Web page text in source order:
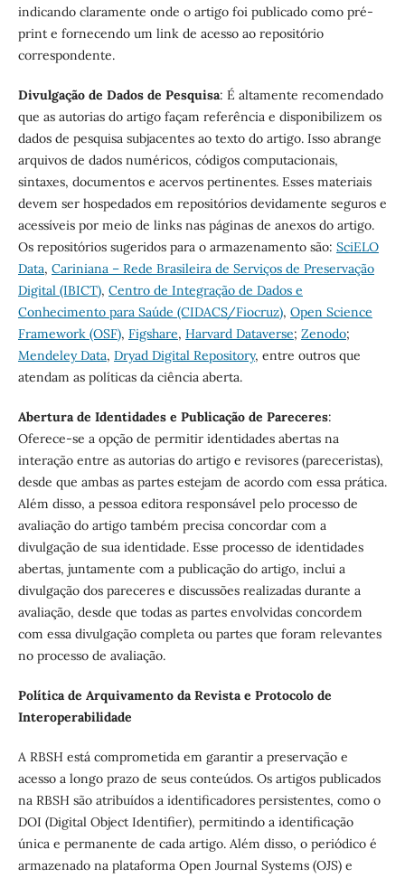
indicando claramente onde o artigo foi publicado como pré-
print e fornecendo um link de acesso ao repositório
correspondente.
Divulgação de Dados de Pesquisa: É altamente recomendado
que as autorias do artigo façam referência e disponibilizem os
dados de pesquisa subjacentes ao texto do artigo. Isso abrange
arquivos de dados numéricos, códigos computacionais,
sintaxes, documentos e acervos pertinentes. Esses materiais
devem ser hospedados em repositórios devidamente seguros e
acessíveis por meio de links nas páginas de anexos do artigo.
Os repositórios sugeridos para o armazenamento são: SciELO
Data, Cariniana – Rede Brasileira de Serviços de Preservação
Digital (IBICT), Centro de Integração de Dados e
Conhecimento para Saúde (CIDACS/Fiocruz), Open Science
Framework (OSF), Figshare, Harvard Dataverse; Zenodo;
Mendeley Data, Dryad Digital Repository, entre outros que
atendam as políticas da ciência aberta.
Abertura de Identidades e Publicação de Pareceres:
Oferece-se a opção de permitir identidades abertas na
interação entre as autorias do artigo e revisores (pareceristas),
desde que ambas as partes estejam de acordo com essa prática.
Além disso, a pessoa editora responsável pelo processo de
avaliação do artigo também precisa concordar com a
divulgação de sua identidade. Esse processo de identidades
abertas, juntamente com a publicação do artigo, inclui a
divulgação dos pareceres e discussões realizadas durante a
avaliação, desde que todas as partes envolvidas concordem
com essa divulgação completa ou partes que foram relevantes
no processo de avaliação.
Política de Arquivamento da Revista e Protocolo de
Interoperabilidade
A RBSH está comprometida em garantir a preservação e
acesso a longo prazo de seus conteúdos. Os artigos publicados
na RBSH são atribuídos a identificadores persistentes, como o
DOI (Digital Object Identifier), permitindo a identificação
única e permanente de cada artigo. Além disso, o periódico é
armazenado na plataforma Open Journal Systems (OJS) e